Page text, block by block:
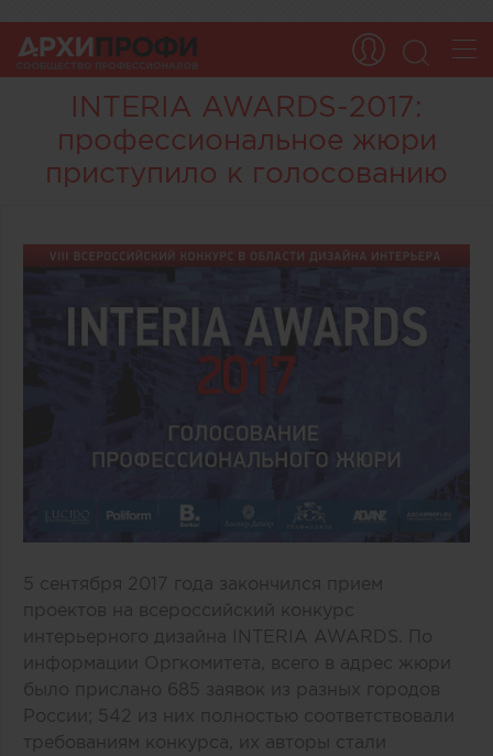
INTERIA AWARDS-2017:
профессиональное жюри
приступило к голосованию
5 сентября 2017 года закончился прием
проектов на всероссийский конкурс
интерьерного дизайна INTERIA AWARDS. По
информации Оргкомитета, всего в адрес жюри
было прислано 685 заявок из разных городов
России; 542 из них полностью соответствовали
требованиям конкурса, их авторы стали